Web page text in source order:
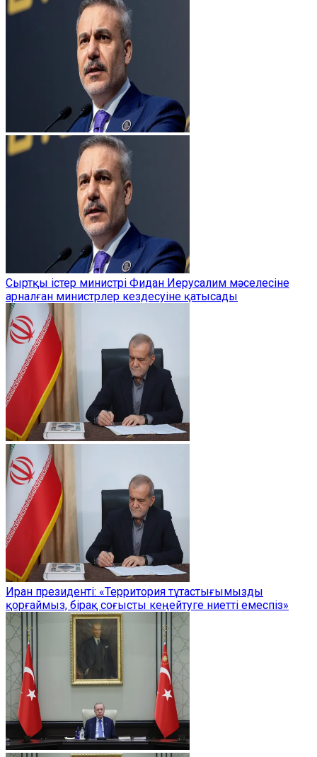
Сыртқы істер министрі Фидан Иерусалим мәселесіне
арналған министрлер кездесуіне қатысады
Иран президенті: «Территория тұтастығымызды
қорғаймыз, бірақ соғысты кеңейтуге ниетті емеспіз»